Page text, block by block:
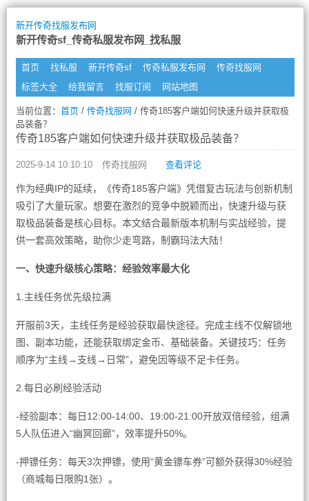
新开传奇找服发布网
新开传奇sf_传奇私服发布网_找私服
首页 找私服 新开传奇sf 传奇私服发布网
传奇找服网
标签大全
给我留言 找服订阅 网站地图
当前位置： 首页/ 传奇找服网 / 传奇185客户端如何快速升级并获取极
品装备？
传奇185客户端如何快速升级并获取极品装备？
2025-9-14 10:10:10 传奇找服网 查看评论
作为经典IP的延续，《传奇185客户端》凭借复古玩法与创新机制
吸引了大量玩家。想要在激烈的竞争中脱颖而出，快速升级与获
取极品装备是核心目标。本文结合最新版本机制与实战经验，提
供一套高效策略，助你少走弯路，制霸玛法大陆！
一、快速升级核心策略：经验效率最大化
1.主线任务优先级拉满
开服前3天，主线任务是经验获取最快途径。完成主线不仅解锁地
图、副本功能，还能获取绑定金币、基础装备。关键技巧：任务
顺序为“主线→支线→日常”，避免因等级不足卡任务。
2.每日必刷经验活动
-经验副本：每日12:00-14:00、19:00-21:00开放双倍经验，组满
5人队伍进入“幽冥回廊”，效率提升50%。
-押镖任务：每天3次押镖，使用“黄金镖车券”可额外获得30%经验
（商城每日限购1张）。